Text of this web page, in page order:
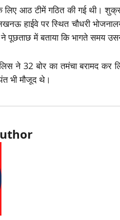
के लिए आठ टीमें गठित की गई थी।
हाईवे पर स्थित चौधरी
पूछताछ में बताया कि भागते समय
ने 32 बोर का तमंचा बरामद कर
भी मौजूद थे।